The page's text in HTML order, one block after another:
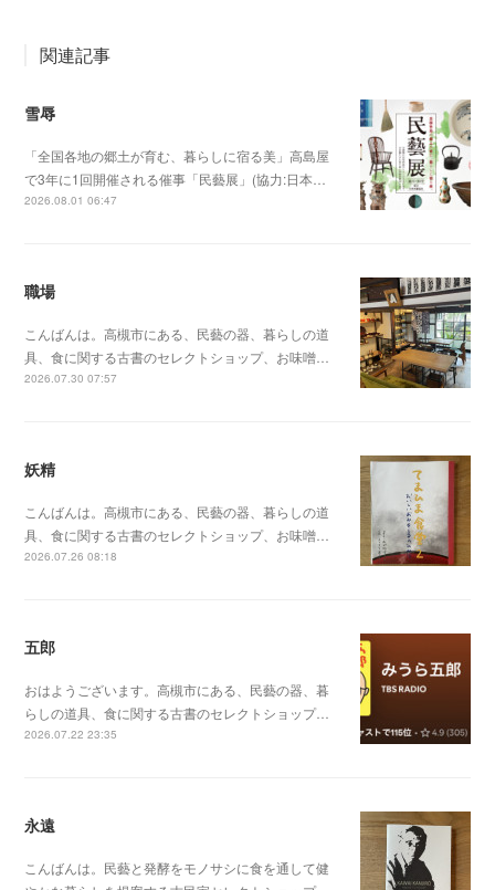
関連記事
雪辱
「全国各地の郷土が育む、暮らしに宿る美」高島屋
で3年に1回開催される催事「民藝展」(協力:日本…
2026.08.01 06:47
職場
こんばんは。高槻市にある、民藝の器、暮らしの道
具、食に関する古書のセレクトショップ、お味噌…
2026.07.30 07:57
妖精
こんばんは。高槻市にある、民藝の器、暮らしの道
具、食に関する古書のセレクトショップ、お味噌…
2026.07.26 08:18
五郎
おはようございます。高槻市にある、民藝の器、暮
らしの道具、食に関する古書のセレクトショップ…
2026.07.22 23:35
永遠
こんばんは。民藝と発酵をモノサシに食を通して健